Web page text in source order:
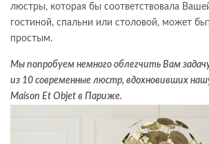
люстры, которая бы соответствовала
гостиной, спальни или столовой, может
простым.
Мы попробуем немного облегчить Вам
из 10 современные люстр, вдохновивших
Maison Et Objet в Париже.